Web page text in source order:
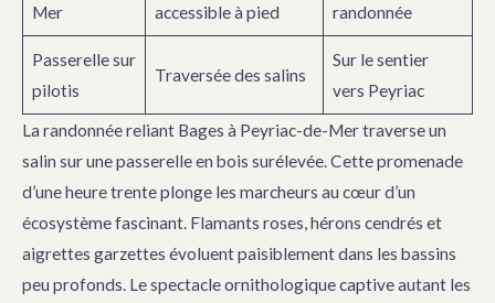
Mer
accessible à pied
randonnée
Passerelle sur
pilotis
Traversée des salins
Sur le sentier
vers Peyriac
La randonnée reliant Bages à Peyriac-de-Mer traverse un
salin sur une passerelle en bois surélevée. Cette promenade
d’une heure trente plonge les marcheurs au cœur d’un
écosystème fascinant. Flamants roses, hérons cendrés et
aigrettes garzettes évoluent paisiblement dans les bassins
peu profonds. Le spectacle ornithologique captive autant les